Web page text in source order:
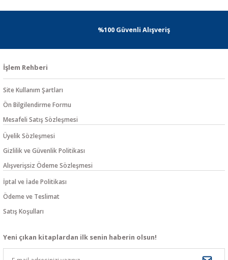
%100 Güvenli Alışveriş
İşlem Rehberi
Site Kullanım Şartları
Ön Bilgilendirme Formu
Mesafeli Satış Sözleşmesi
Üyelik Sözleşmesi
Gizlilik ve Güvenlik Politikası
Alışverişsiz Ödeme Sözleşmesi
İptal ve İade Politikası
Ödeme ve Teslimat
Satış Koşulları
Yeni çıkan kitaplardan ilk senin haberin olsun!